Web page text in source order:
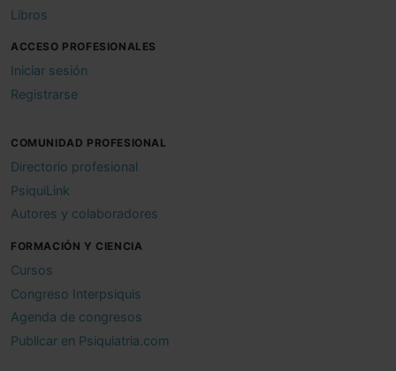
Libros
ACCESO PROFESIONALES
Iniciar sesión
Registrarse
COMUNIDAD PROFESIONAL
Directorio profesional
PsiquiLink
Autores y colaboradores
FORMACIÓN Y CIENCIA
Cursos
Congreso Interpsiquis
Agenda de congresos
Publicar en Psiquiatria.com